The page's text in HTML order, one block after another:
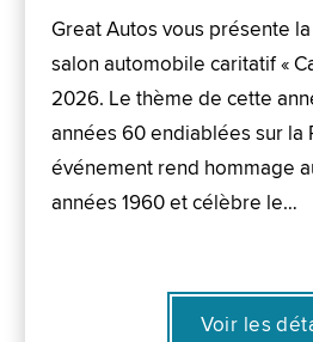
Great Autos vous présente
salon automobile caritatif «
2026. Le thème de cette
années 60 endiablées sur la
événement rend hommage
années 1960 et célèbre le…
Voir les